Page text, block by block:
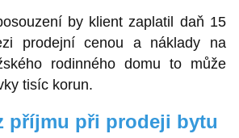
by klient zaplatil daň 15
prodejní cenou a náklady na
rodinného domu to může
tisíc korun.
příjmu při prodeji bytu